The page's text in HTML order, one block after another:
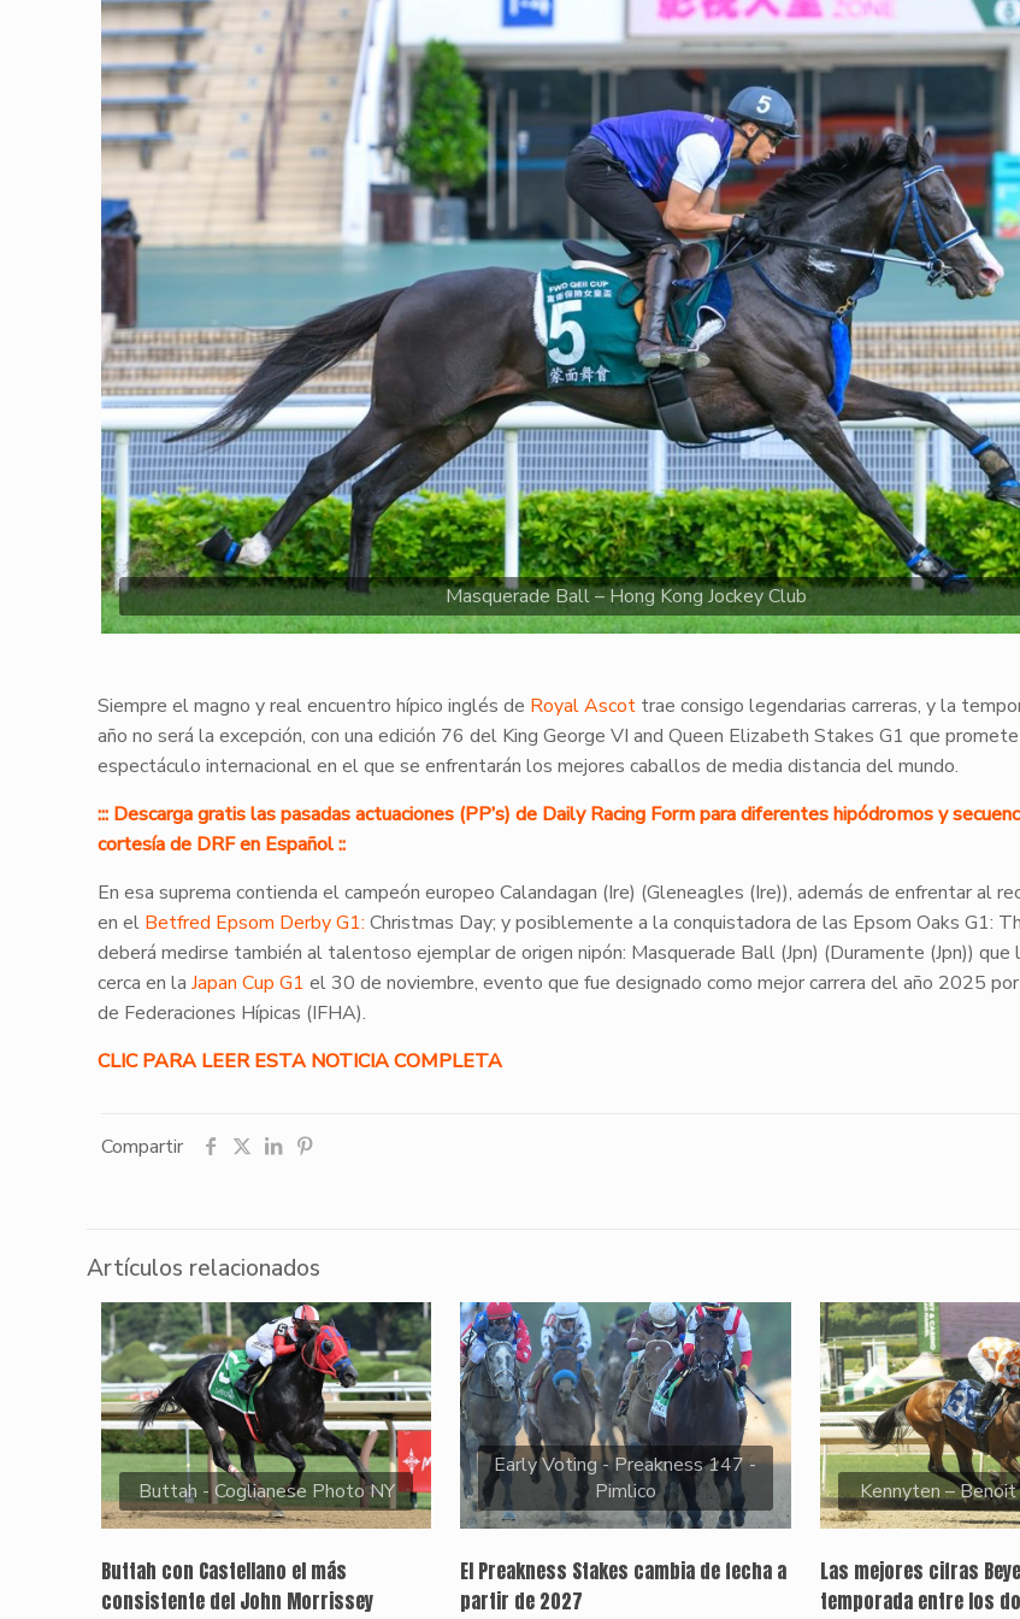
Masquerade Ball – Hong Kong Jockey Club
Siempre el magno y real encuentro hípico inglés de Royal Ascot trae consigo legendarias carreras, y la
año no será la excepción, con una edición 76 del King George VI and Queen Elizabeth Stakes G1 que
espectáculo internacional en el que se enfrentarán los mejores caballos de media distancia del mundo.
::: Descarga gratis las pasadas actuaciones (PP’s) de Daily Racing Form para diferentes hipódromos y
cortesía de DRF en Español ::
En esa suprema contienda el campeón europeo Calandagan (Ire) (Gleneagles (Ire)), además de enfrentar al
en el Betfred Epsom Derby G1: Christmas Day; y posiblemente a la conquistadora de las Epsom Oaks G1:
deberá medirse también al talentoso ejemplar de origen nipón: Masquerade Ball (Jpn) (Duramente (Jpn))
cerca en la Japan Cup G1 el 30 de noviembre, evento que fue designado como mejor carrera del año 2025
de Federaciones Hípicas (IFHA).
CLIC PARA LEER ESTA NOTICIA COMPLETA
Compartir
Artículos relacionados
Buttah - Coglianese Photo NY
Buttah con Castellano el más
consistente del John Morrissey
Early Voting - Preakness 147 -
Pimlico
El Preakness Stakes cambia de fecha a
partir de 2027
Kennyten –
Las mejores cifras
temporada entre los